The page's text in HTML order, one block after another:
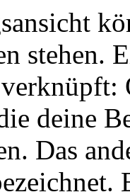
stehen.
deine
Das